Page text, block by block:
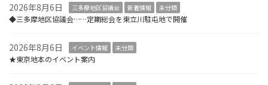
2026年8月6日
三多摩地区協議会 新着情報 未分類
◆三多摩地区協議会……定期総会を東立川駐屯地で開催
2026年8月6日 イベント情報 未分類
★東京地本のイベント案内